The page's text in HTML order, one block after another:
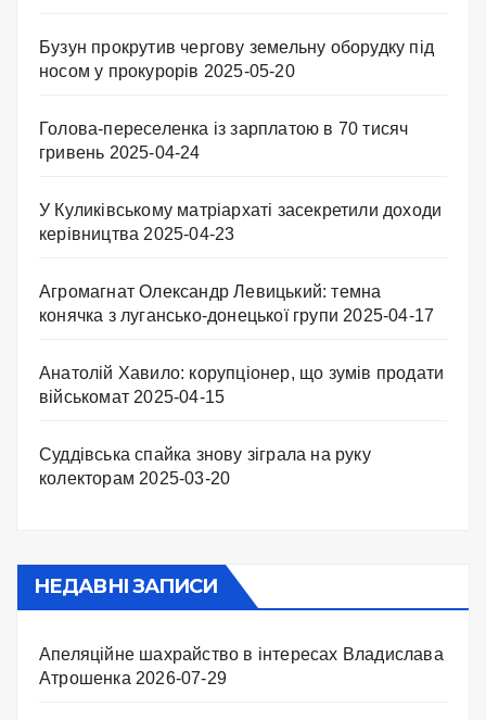
Бузун прокрутив чергову земельну оборудку під
носом у прокурорів 2025-05-20
Голова-переселенка із зарплатою в 70 тисяч
гривень 2025-04-24
У Куликівському матріархаті засекретили доходи
керівництва 2025-04-23
Агромагнат Олександр Левицький: темна
конячка з лугансько-донецької групи 2025-04-17
Анатолій Хавило: корупціонер, що зумів продати
військомат 2025-04-15
Суддівська спайка знову зіграла на руку
колекторам 2025-03-20
НЕДАВНІ ЗАПИСИ
Апеляційне шахрайство в інтересах Владислава
Атрошенка 2026-07-29